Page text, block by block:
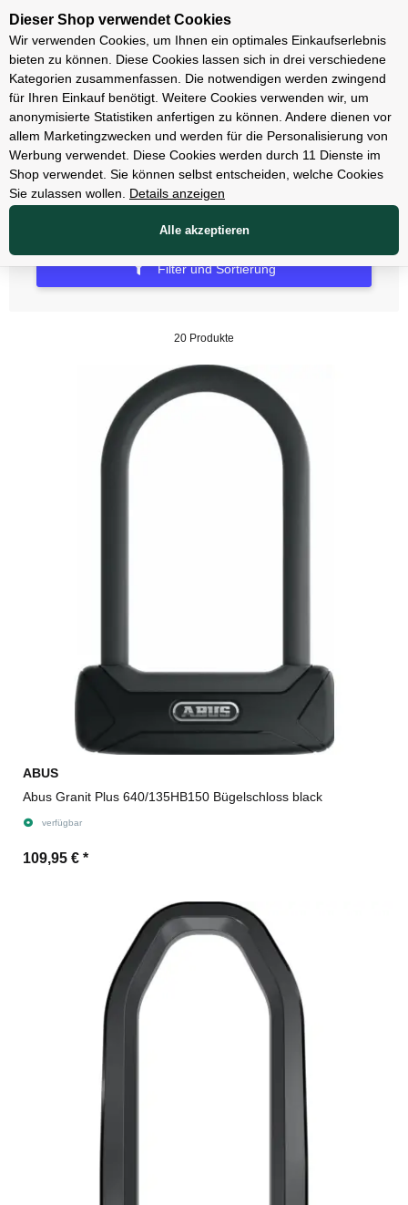
Unsere Filialen
Schlösser
Bügelschlösser
Filter und Sortierung
20 Produkte
ABUS
Abus Granit Plus 640/135HB150 Bügelschloss black
verfügbar
109,95 € *
Dieser Shop verwendet Cookies
Wir verwenden Cookies, um Ihnen ein optimales Einkaufserlebnis
bieten zu können. Diese Cookies lassen sich in drei verschiedene
Kategorien zusammenfassen. Die notwendigen werden zwingend
für Ihren Einkauf benötigt. Weitere Cookies verwenden wir, um
anonymisierte Statistiken anfertigen zu können. Andere dienen vor
allem Marketingzwecken und werden für die Personalisierung von
Werbung verwendet. Diese Cookies werden durch 11 Dienste im
Shop verwendet. Sie können selbst entscheiden, welche Cookies
Sie zulassen wollen.
Details anzeigen
Alle akzeptieren